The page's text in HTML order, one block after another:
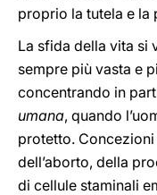
proprio la tutela e la
La sfida della vita si
sempre più vasta e
concentrando in
umana, quando
protetto.
dell’aborto, della
di cellule staminali